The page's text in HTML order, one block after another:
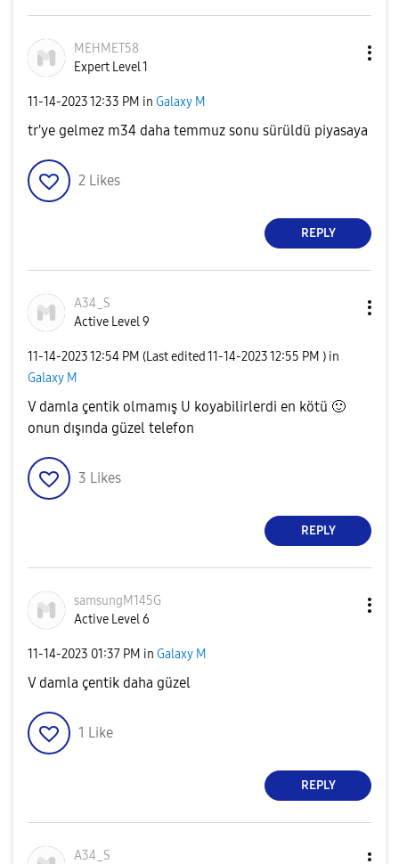
MEHMET58
Expert Level 1
‎11-14-202312:33 PM in Galaxy M
tr'ye gelmez m34 daha temmuz sonu sürüldü piyasaya
2 Likes
REPLY
A34_S
Active Level 9
‎11-14-202312:54 PM (Last edited ‎11-14-202312:55 PM ) in
Galaxy M
V damla çentik olmamış U koyabilirlerdi en kötü 🙂
onun dışında güzel telefon
3 Likes
REPLY
samsungM145G
Active Level 6
‎11-14-2023 01:37 PM in Galaxy M
V damla çentik daha güzel
1 Like
REPLY
A34_S